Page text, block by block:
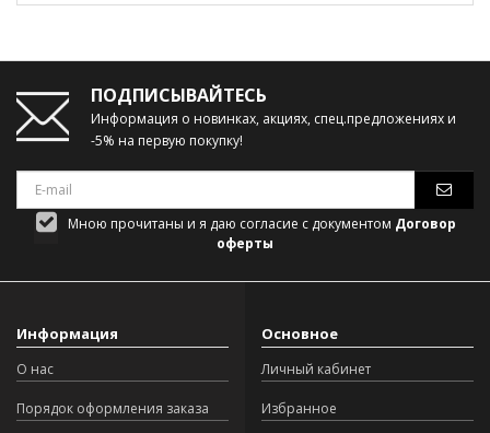
ПОДПИСЫВАЙТЕСЬ
Информация о новинках, акциях, спец.предложениях и
-5% на первую покупку!
Мною прочитаны и я даю согласие с документом Договор
оферты
Информация
О нас
Порядок оформления заказа
Основное
Личный кабинет
Избранное